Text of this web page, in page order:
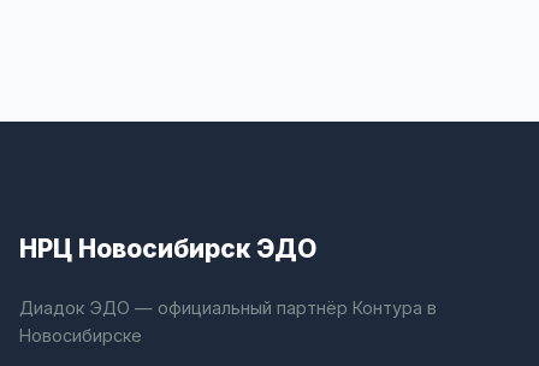
НРЦ Новосибирск ЭДО
Диадок ЭДО — официальный партнёр Контура в
Новосибирске